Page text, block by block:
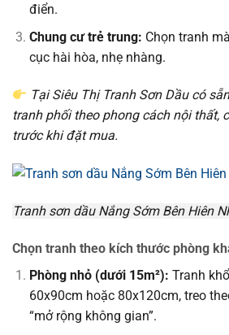
điển.
Chung cư trẻ trung: Chọn tranh
cục hài hòa, nhẹ nhàng.
Tại Siêu Thị Tranh Sơn Dầu có
tranh phối theo phong cách nội thất,
trước khi đặt mua.
Tranh sơn dầu Nắng Sớm Bên Hiên
Chọn tranh theo kích thước phòng
Phòng nhỏ (dưới 15m²): Tranh
60x90cm hoặc 80x120cm, treo
“mở rộng không gian”.